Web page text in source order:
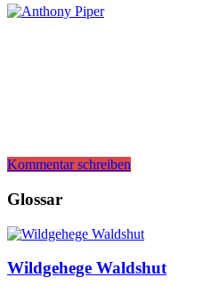
Kommentar schreiben
Glossar
Wildgehege Waldshut